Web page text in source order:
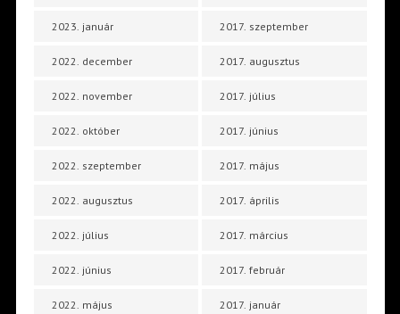
2023. január
2022. december
2022. november
2022. október
2022. szeptember
2022. augusztus
2022. július
2022. június
2022. május
2017. szeptember
2017. augusztus
2017. július
2017. június
2017. május
2017. április
2017. március
2017. február
2017. január